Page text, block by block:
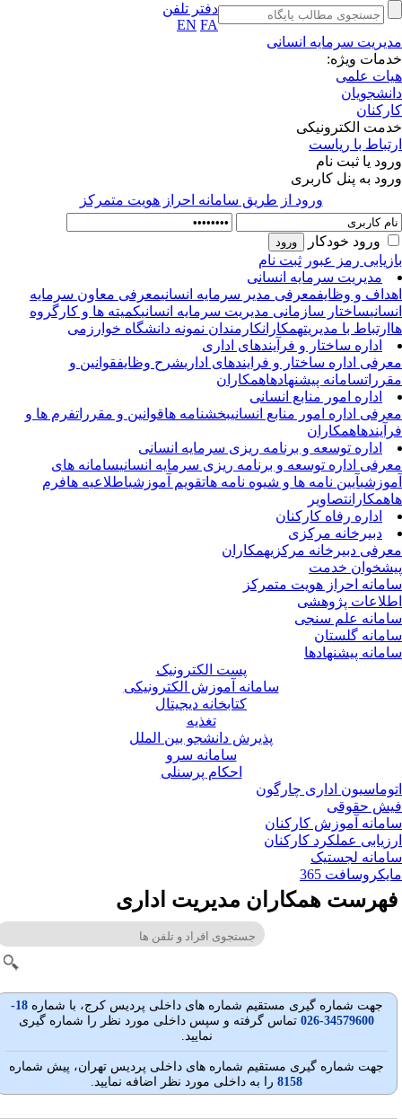
دفتر تلفن
EN FA
سرمایه انسانی
ویژه:
علمی
الکترونیکی
با ریاست
یا ثبت نام
به پنل کاربری
ورود از طريق سامانه احراز هويت متمركز
ورود خودکار
رمز عبور ثبت نام
مدیریت سرمایه انسانی
و وظایفمعرفی مدیر سرمایه انسانیمعرفی معاون سرمایه
ساختار سازمانی مدیریت سرمایه انسانیکمیته ها و کارگروه
ارتباط با مدیریت همکاران کارمندان نمونه دانشگاه خوارزمی
اداره ساختار و فرآیندهای اداری
اداره ساختار و فرایندهای اداریشرح وظایفقوانین و
سامانه پیشنهادهاهمکاران
اداره امور منابع انسانی
اداره امور منابع انسانیبخشنامه هاقوانین و مقررات فرم ها و
همکاران
اداره توسعه و برنامه ریزی سرمایه انسانی
اداره توسعه و برنامه ریزی سرمایه انسانیسامانه های
آیین نامه ها و شیوه نامه هاتقویم آموزشیاطلاعیه هافرم
همکاران تصاویر
اداره رفاه کارکنان
دبیرخانه مرکزی
دبیرخانه مرکزیهمکاران
خدمت
احراز هویت متمرکز
پژوهشی
علم سنجی
گلستان
پیشنهادها
پست الکترونیک
سامانه آموزش الکترونیکی
کتابخانه دیجیتال
تغذیه
پذیرش دانشجو بین الملل
سامانه سرو
احکام پرسنلی
اداری چارگون
حقوقی
آموزش کارکنان
عملکرد کارکنان
لجستیک
365
همکاران مدیریت اداری
جهت شماره گيری مستقيم شماره های داخلی پردیس کرج، با شماره
18-
34579600-026
تماس گرفته و سپس داخلی مورد نظر را شماره گیری
نمایید.
جهت شماره گيری مستقيم شماره های داخلی پردیس تهران، پيش شماره
8158 را به داخلی مورد نظر اضافه نمایید.